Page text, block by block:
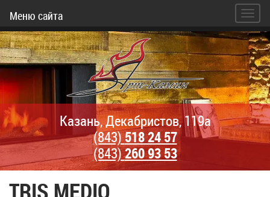
Меню сайта
Казань, Декабристов, 119а
(843)518 24 57
(843)260 93 53
TRIS MEDIO